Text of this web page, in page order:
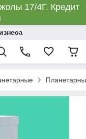
17/4Г. Кредит